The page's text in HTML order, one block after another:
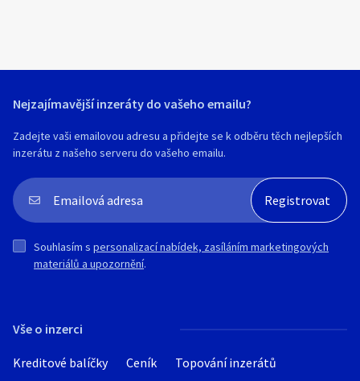
Vše o inzerci
Kreditové balíčky Ceník
Topování inzerátů
Nejzajímavější inzeráty do vašeho emailu?
Zadejte vaši emailovou adresu a přidejte se k odběru těch nejlepších
inzerátu z našeho serveru do vašeho emailu.
Souhlasím s personalizací nabídek, zasíláním marketingových
materiálů a upozornění.